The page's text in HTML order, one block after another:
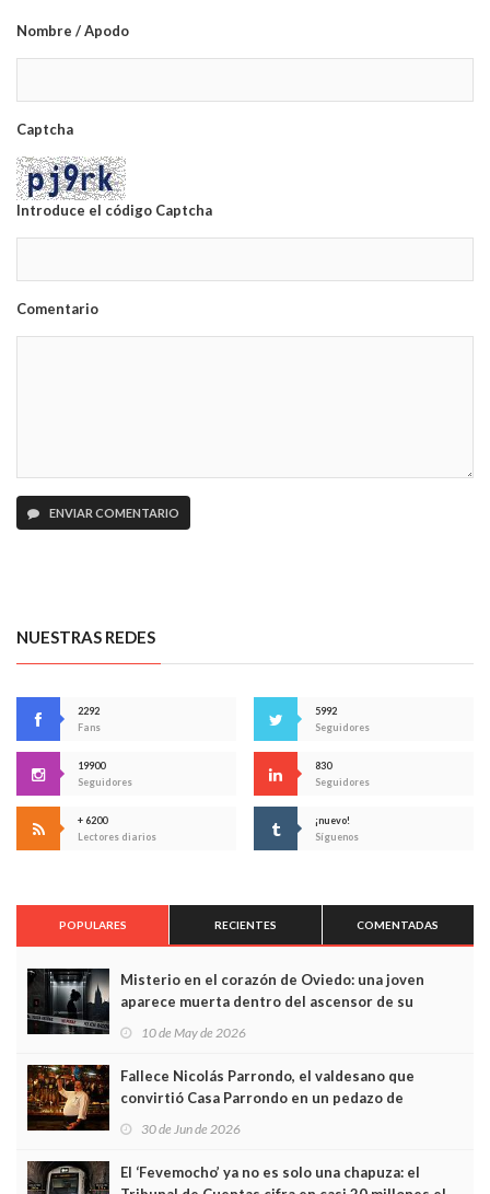
Nombre / Apodo
Captcha
Introduce el código Captcha
Comentario
ENVIAR COMENTARIO
NUESTRAS REDES
2292
Fans
5992
Seguidores
19900
Seguidores
830
Seguidores
+ 6200
Lectores diarios
¡nuevo!
Síguenos
POPULARES RECIENTES COMENTADAS
Misterio en el corazón de Oviedo: una joven
aparece muerta dentro del ascensor de su
edificio y las cámaras captan sus últimos minutos
10 de May de 2026
Fallece Nicolás Parrondo, el valdesano que
convirtió Casa Parrondo en un pedazo de
Asturias en Madrid
30 de Jun de 2026
El ‘Fevemocho’ ya no es solo una chapuza: el